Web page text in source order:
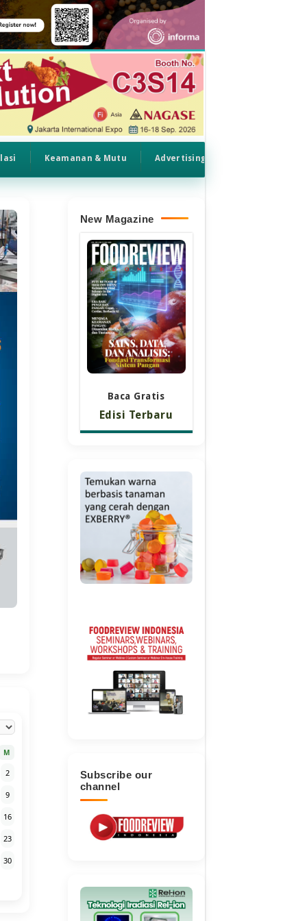
Keamanan & Mutu Advertising
New Magazine
Baca Gratis
Edisi Terbaru
Subscribe our
channel
M
2
9
16
23
30